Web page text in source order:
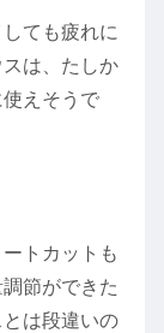
ても疲れに
は、たしか
えそうで
トカットも
節ができた
は段違いの